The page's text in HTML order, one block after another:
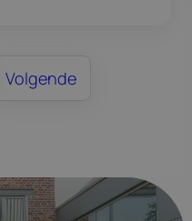
Volgende